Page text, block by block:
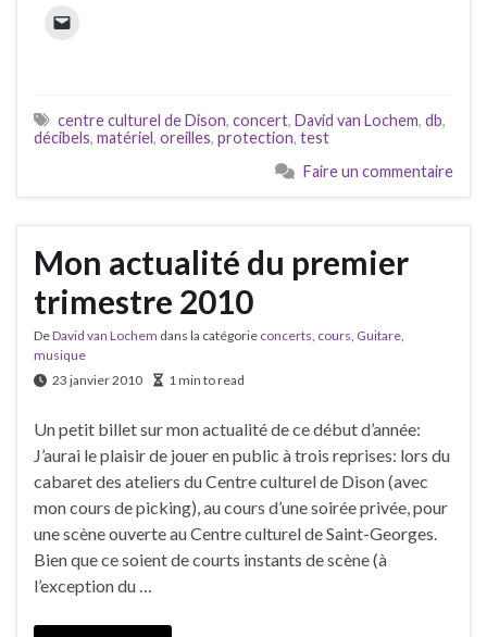
centre culturel de Dison, concert, David van Lochem, db,
décibels, matériel, oreilles, protection, test
Faire un commentaire
Mon actualité du premier
trimestre 2010
DeDavid van Lochem dans la catégorie concerts cours Guitare
musique
23 janvier 2010
1 min to read
Un petit billet sur mon actualité de ce début d’année:
J’aurai le plaisir de jouer en public à trois reprises: lors du
cabaret des ateliers du Centre culturel de Dison (avec
mon cours de picking), au cours d’une soirée privée, pour
une scène ouverte au Centre culturel de Saint-Georges.
Bien que ce soient de courts instants de scène (à
l’exception du …